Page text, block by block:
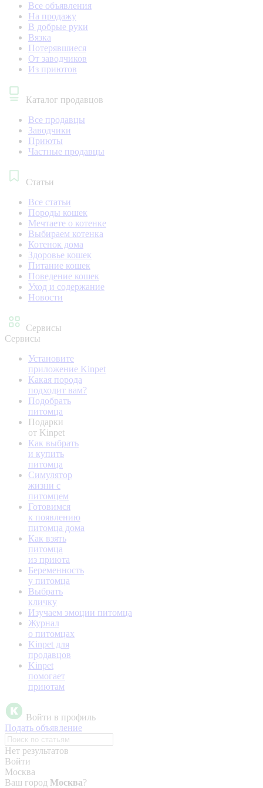
Все объявления
На продажу
В добрые руки
Вязка
Потерявшиеся
От заводчиков
Из приютов
Каталог продавцов
Все продавцы
Заводчики
Приюты
Частные продавцы
Статьи
Все статьи
Породы кошек
Мечтаете о котенке
Выбираем котенка
Котенок дома
Здоровье кошек
Питание кошек
Поведение кошек
Уход и содержание
Новости
Сервисы
Сервисы
Установите
приложение Kinpet
Какая порода
подходит вам?
Подобрать
питомца
Подарки
от Kinpet
Как выбрать
и купить
питомца
Симулятор
жизни с
питомцем
Готовимся
к появлению
питомца дома
Как взять
питомца
из приюта
Беременность
у питомца
Выбрать
кличку
Изучаем эмоции питомца
Журнал
о питомцах
Kinpet для
продавцов
Kinpet
помогает
приютам
Войти в профиль
Подать объявление
Нет результатов
Войти
Москва
Ваш город Москва?